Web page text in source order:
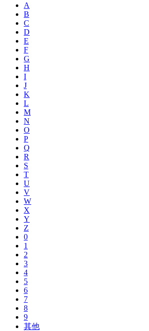
A
B
C
D
E
F
G
H
I
J
K
L
M
N
O
P
Q
R
S
T
U
V
W
X
Y
Z
0
1
2
3
4
5
6
7
8
9
其他